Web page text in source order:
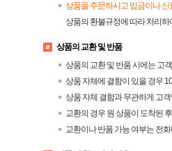
상품을 주문하시고 입금이나
상품의 환불규정에 따라 처리하
상품의 교환 및 반품
상품의 교환 및 반품 시에는 고
상품 자체에 결함이 있을 경우
상품 자체 결함과 무관하게 고
교환의 경우 원 상품이 도착된
교환이나 반품 가능 여부는 전